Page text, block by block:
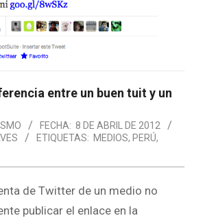
entre un buen tuit y un
FECHA: 8 DE ABRIL DE 2012
ETIQUETAS: MEDIOS, PERÚ,
de Twitter de un medio no
publicar el enlace en la